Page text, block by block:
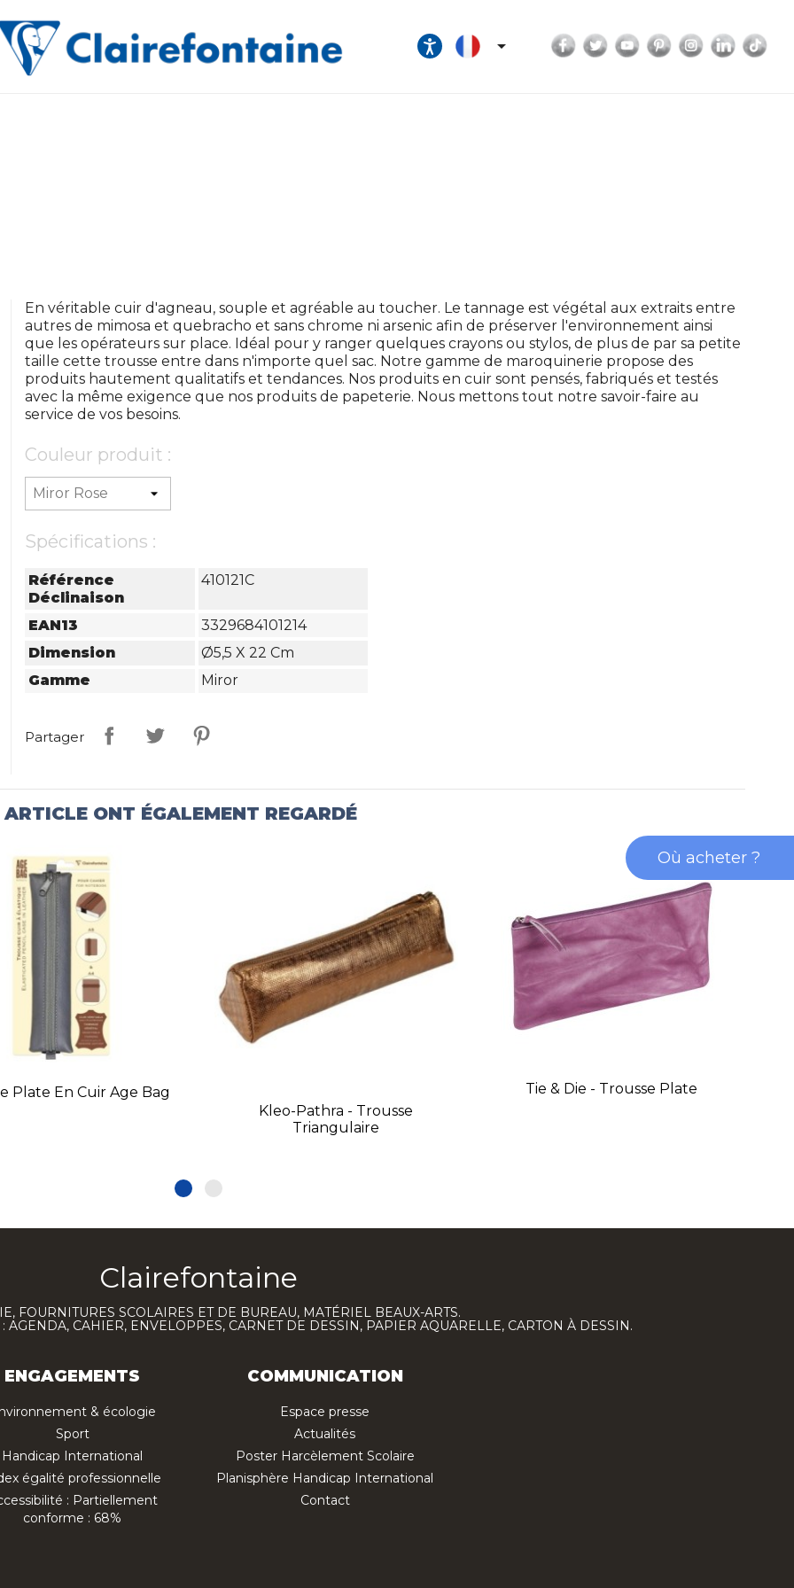
 Facebook
TwitterYouTubePinterestInstagram
En véritable cuir d'agneau, souple et agréable au toucher. Le tannage est végétal aux extraits entre
autres de mimosa et quebracho et sans chrome ni arsenic afin de préserver l'environnement ainsi
que les opérateurs sur place. Idéal pour y ranger quelques crayons ou stylos, de plus de par sa petite
taille cette trousse entre dans n'importe quel sac. Notre gamme de maroquinerie propose des
produits hautement qualitatifs et tendances. Nos produits en cuir sont pensés, fabriqués et testés
avec la même exigence que nos produits de papeterie. Nous mettons tout notre savoir-faire au
service de vos besoins.
Couleur produit :
Spécifications :
Référence
Déclinaison
410121C
EAN13
3329684101214
Dimension
Ø5,5 X 22 Cm
Gamme
Miror
Partager
ONT ÉGALEMENT REGARDÉ
Plate En Cuir Age Bag
Kleo-Pathra - Trousse
Triangulaire
Tie & Die - Trousse Plate
Clairefontaine
FOURNITURES SCOLAIRES ET DE BUREAU, MATÉRIEL BEAUX-ARTS.
AGENDA, CAHIER, ENVELOPPES, CARNET DE DESSIN, PAPIER AQUARELLE, CARTON À DESSIN.
ENGAGEMENTS
& écologie
Sport
Handicap International
égalité professionnelle
: Partiellement
conforme : 68%
COMMUNICATION
Espace presse
Actualités
Poster Harcèlement Scolaire
Planisphère Handicap International
Contact
Où acheter ?